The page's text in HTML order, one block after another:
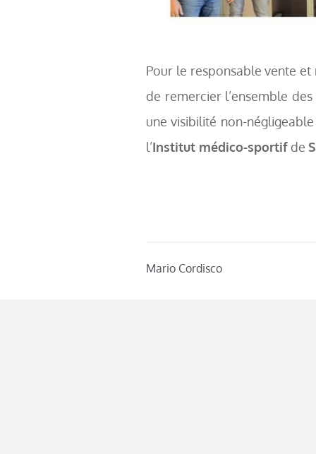
Mario Cordisco
Pour le responsable vente
de remercier l’ensemble
une visibilité non-
l’Institut médico-sportifde